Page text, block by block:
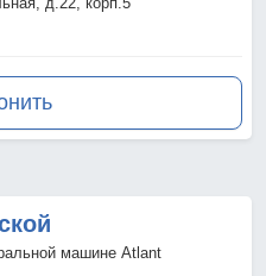
машине Atlant